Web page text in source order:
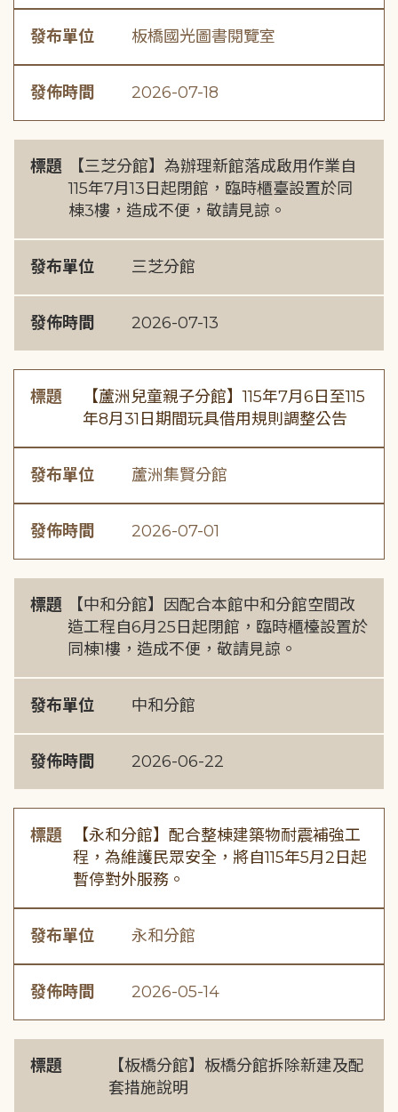
發布單位 板橋國光圖書閱覽室
發佈時間 2026-07-18
標題
【三芝分館】為辦理新館落成啟用作業自
115年7月13日起閉館，臨時櫃臺設置於同
棟3樓，造成不便，敬請見諒。
發布單位 三芝分館
發佈時間 2026-07-13
標題
【蘆洲兒童親子分館】115年7月6日至115
年8月31日期間玩具借用規則調整公告
發布單位 蘆洲集賢分館
發佈時間 2026-07-01
標題
【中和分館】因配合本館中和分館空間改
造工程自6月25日起閉館，臨時櫃檯設置於
同棟1樓，造成不便，敬請見諒。
發布單位 中和分館
發佈時間 2026-06-22
標題
【永和分館】配合整棟建築物耐震補強工
程，為維護民眾安全，將自115年5月2日起
暫停對外服務。
發布單位 永和分館
發佈時間 2026-05-14
標題
【板橋分館】板橋分館拆除新建及配
套措施說明